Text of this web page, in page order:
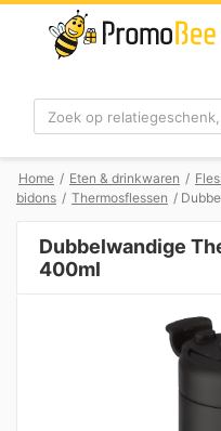
Zoek
Home / Eten & drinkwaren /
bidons / Thermosflessen /
Dubbelwandige
400ml